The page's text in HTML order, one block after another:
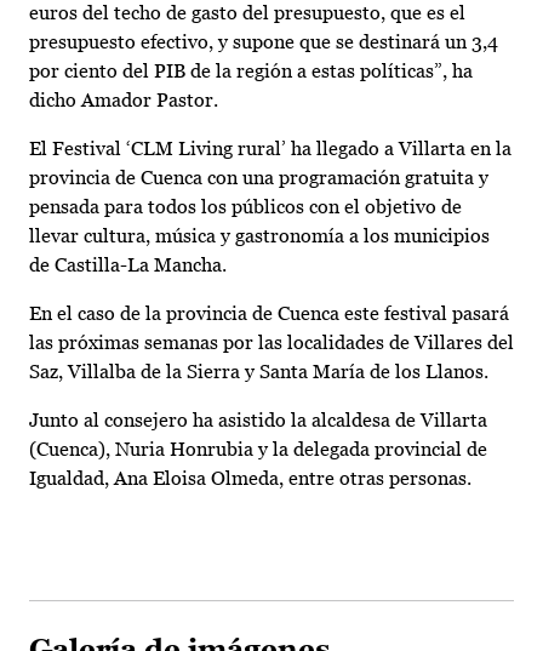
euros del techo de gasto del presupuesto, que es el
presupuesto efectivo, y supone que se destinará un 3,4
por ciento del PIB de la región a estas políticas”, ha
dicho Amador Pastor.
El Festival ‘CLM Living rural’ ha llegado a Villarta en la
provincia de Cuenca con una programación gratuita y
pensada para todos los públicos con el objetivo de
llevar cultura, música y gastronomía a los municipios
de Castilla-La Mancha.
En el caso de la provincia de Cuenca este festival pasará
las próximas semanas por las localidades de Villares del
Saz, Villalba de la Sierra y Santa María de los Llanos.
Junto al consejero ha asistido la alcaldesa de Villarta
(Cuenca), Nuria Honrubia y la delegada provincial de
Igualdad, Ana Eloisa Olmeda, entre otras personas.